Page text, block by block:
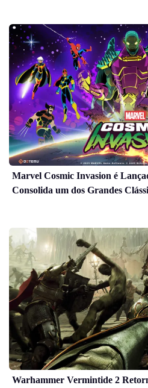
Marvel Cosmic Invasion é
Consolida um dos Grandes
Warhammer Vermintide 2